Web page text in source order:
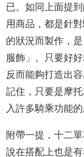
已。如同上面提
用商品，都是針
的狀況而製作，
服飾」。只要好
反而能夠打造出
記住，只要是摩
入許多騎乘功能的
附帶一提，十二
說在搭配上也是